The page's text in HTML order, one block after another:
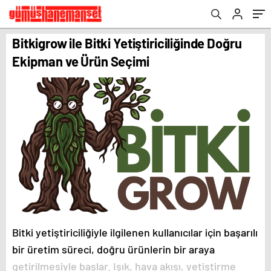
Bitkigrow ile Bitki Yetiştiriciliğinde Doğru
Ekipman ve Ürün Seçimi
Bitki yetiştiriciliğiyle ilgilenen kullanıcılar için başarılı
bir üretim süreci, doğru ürünlerin bir araya
getirilmesiyle başlar. Işık, hava akışı, yetiştirme